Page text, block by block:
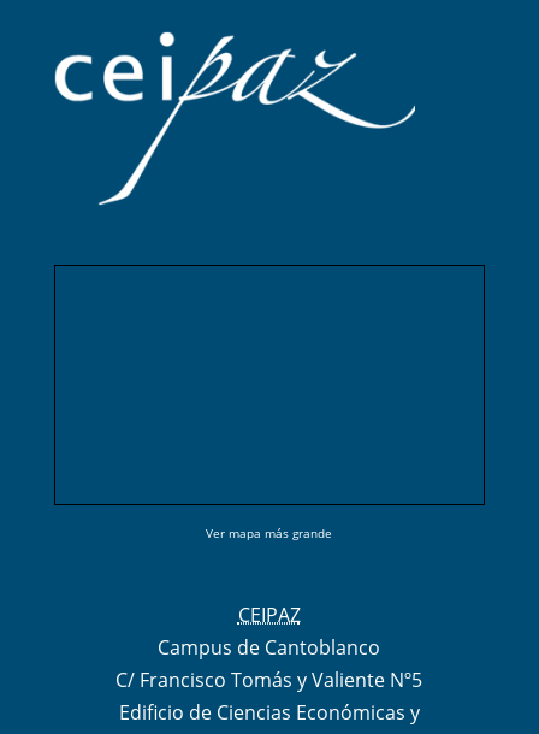
Ver mapa más grande
CEIPAZ
Campus de Cantoblanco
C/ Francisco Tomás y Valiente Nº5
Edificio de Ciencias Económicas y